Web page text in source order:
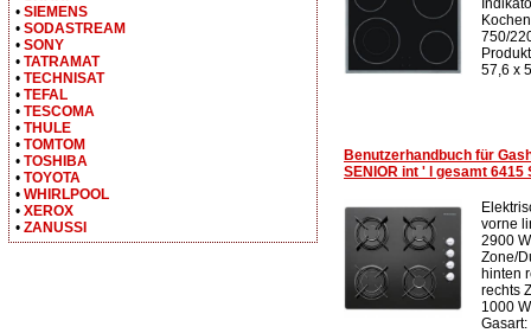
750/
57,6 x
Benutzerhandbuch für
SENIOR int ' l gesamt 6415
vorne
2900
Zone/
hinten
rechts
1000
Gasart:
• SIEMENS
• SODASTREAM
• SONY
• TATRAMAT
• TECHNISAT
• TEFAL
• TESCOMA
• THULE
• TOMTOM
• TOSHIBA
• TOYOTA
• WHIRLPOOL
• XEROX
• ZANUSSI